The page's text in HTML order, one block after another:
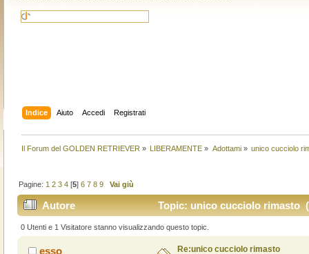
Indice Aiuto Accedi Registrati
Il Forum del GOLDEN RETRIEVER » LIBERAMENTE » Adottami» unico cucciolo
Pagine: 1 2 3 4 [5]6 7 8 9 Vai giù
Autore Topic: unico cucciolo rimasto
0 Utenti e 1 Visitatore stanno visualizzando questo topic.
esso Re:unico cucciolo rimasto